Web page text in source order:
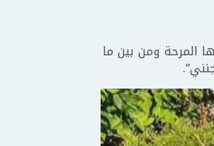
المرحة ومن بين ما